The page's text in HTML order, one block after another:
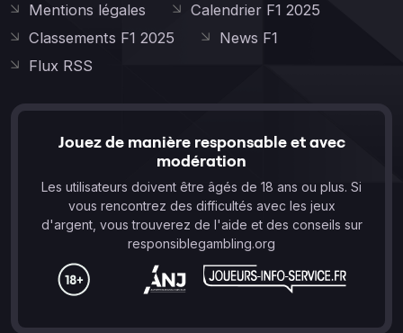
Mentions légales
Calendrier F1 2025
Classements F1 2025
News F1
Flux RSS
Jouez de manière responsable et avec
modération
Les utilisateurs doivent être âgés de 18 ans ou plus. Si
vous rencontrez des difficultés avec les jeux
d'argent, vous trouverez de l'aide et des conseils sur
responsiblegambling.org